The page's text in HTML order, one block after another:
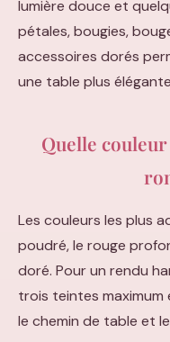
lumière douce et
pétales, bougies,
accessoires dorés
une table plus
Quelle
Les couleurs les plus
poudré, le rouge
doré. Pour un rendu
trois teintes maximum
le chemin de table et